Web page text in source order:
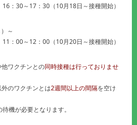
30～17：30（10月18日～接種開始）
～
00～12：00（10月20日～接種開始）
ワクチンとの同時接種は行っておりませ
のワクチンとは2週間以上の間隔を空け
機が必要となります。